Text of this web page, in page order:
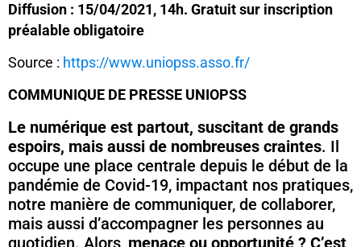
Diffusion : 15/04/2021, 14h. Gratuit sur inscription
préalable obligatoire
Source : https://www.uniopss.asso.fr/
COMMUNIQUE DE PRESSE UNIOPSS
Le numérique est partout, suscitant de grands
espoirs, mais aussi de nombreuses craintes. Il
occupe une place centrale depuis le début de la
pandémie de Covid-19, impactant nos pratiques,
notre manière de communiquer, de collaborer,
mais aussi d’accompagner les personnes au
quotidien. Alors, menace ou opportunité ? C’est